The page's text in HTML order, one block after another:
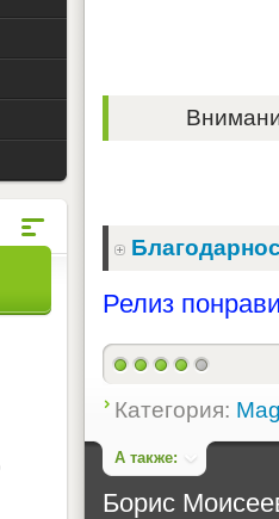
Релиз
Категория:
А также:
Борис